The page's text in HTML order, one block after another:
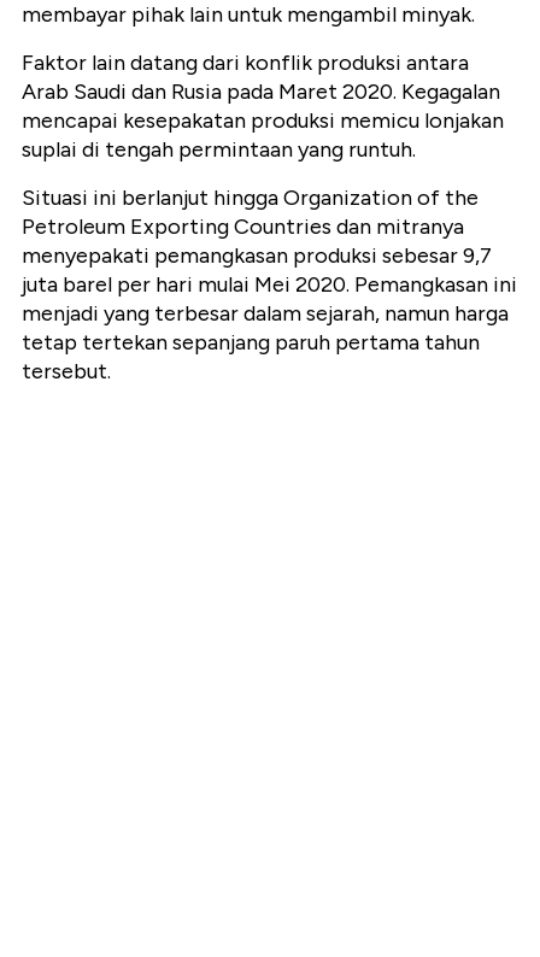
membayar pihak lain untuk mengambil minyak.
Faktor lain datang dari konflik produksi antara
Arab Saudi dan Rusia pada Maret 2020. Kegagalan
mencapai kesepakatan produksi memicu lonjakan
suplai di tengah permintaan yang runtuh.
Situasi ini berlanjut hingga Organization of the
Petroleum Exporting Countries dan mitranya
menyepakati pemangkasan produksi sebesar 9,7
juta barel per hari mulai Mei 2020. Pemangkasan ini
menjadi yang terbesar dalam sejarah, namun harga
tetap tertekan sepanjang paruh pertama tahun
tersebut.